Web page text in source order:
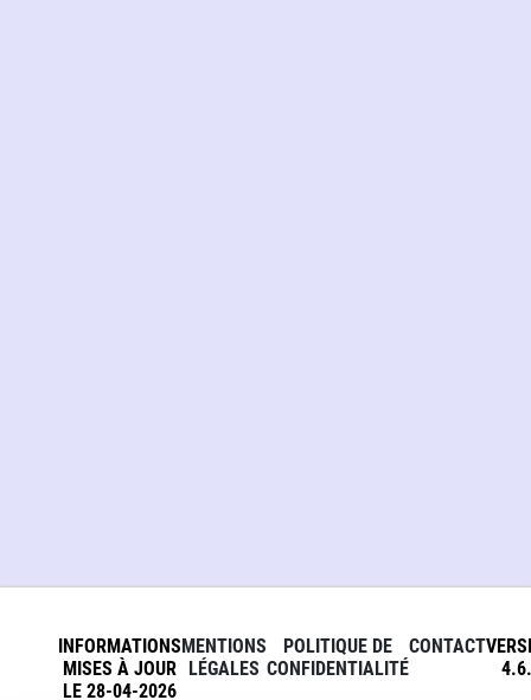
INFORMATIONS
MISES À JOUR
LE 28-04-2026
MENTIONS
LÉGALES
POLITIQUE DE
CONFIDENTIALITÉ
CONTACT